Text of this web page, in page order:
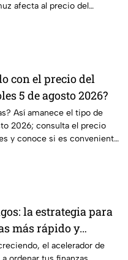
afecta al precio del
con el precio del
5 de agosto 2026?
Así amanece el tipo de
2026; consulta el precio
y conoce si es conveniente
la estrategia para
más rápido y
de tus finanzas
el acelerador de